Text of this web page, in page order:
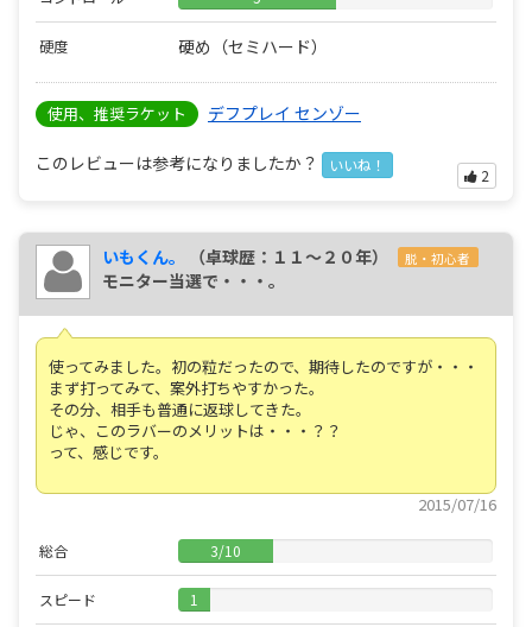
硬度 硬め（セミハード）
使用、推奨ラケット デフプレイ センゾー
このレビューは参考になりましたか？ いいね！
2
いもくん。 （卓球歴：１１～２０年） 脱・初心者
モニター当選で・・・。
使ってみました。初の粒だったので、期待したのですが・・・
まず打ってみて、案外打ちやすかった。
その分、相手も普通に返球してきた。
じゃ、このラバーのメリットは・・・？？
って、感じです。
2015/07/16
総合 3/10
スピード 1